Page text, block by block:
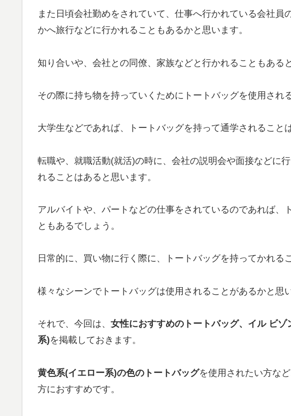
また日頃会社勤めをされていて、仕事へ行かれている会社員
かへ旅行などに行かれることもあるかと思います。
知り合いや、会社との同僚、家族などと行かれることもある
その際に持ち物を持っていくためにトートバッグを使用され
大学生などであれば、トートバッグを持って通学されること
転職や、就職活動(就活)の時に、会社の説明会や面接などに
れることはあると思います。
アルバイトや、パートなどの仕事をされているのであれば、
ともあるでしょう。
日常的に、買い物に行く際に、トートバッグを持ってかれる
様々なシーンでトートバッグは使用されることがあるかと思
それで、今回は、 女性におすすめのトートバッグ、イル ビ
系)を掲載しておきます。
黄色系(イエロー系)の色のトートバッグを使用されたい方な
方におすすめです。